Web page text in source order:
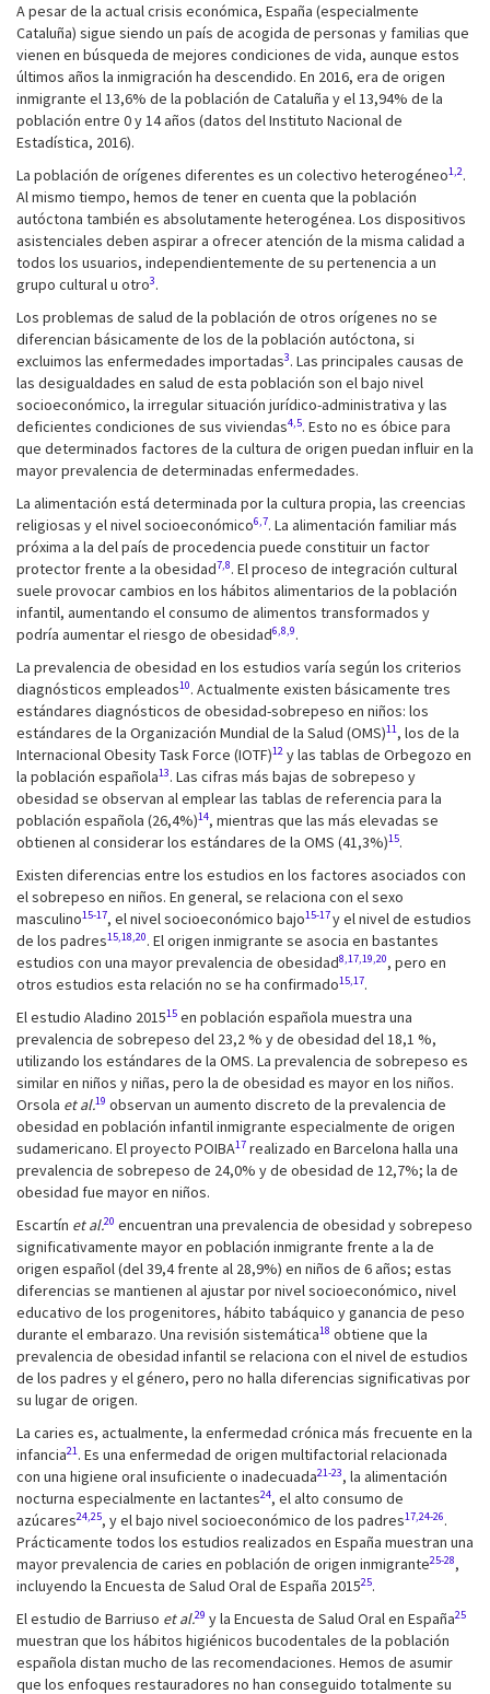
A pesar de la actual crisis económica, España (especialmente
Cataluña) sigue siendo un país de acogida de personas y familias que
vienen en búsqueda de mejores condiciones de vida, aunque estos
últimos años la inmigración ha descendido. En 2016, era de origen
inmigrante el 13,6% de la población de Cataluña y el 13,94% de la
población entre 0 y 14 años (datos del Instituto Nacional de
Estadística, 2016).
La población de orígenes diferentes es un colectivo heterogéneo1,2.
Al mismo tiempo, hemos de tener en cuenta que la población
autóctona también es absolutamente heterogénea. Los dispositivos
asistenciales deben aspirar a ofrecer atención de la misma calidad a
todos los usuarios, independientemente de su pertenencia a un
grupo cultural u otro3.
Los problemas de salud de la población de otros orígenes no se
diferencian básicamente de los de la población autóctona, si
excluimos las enfermedades importadas3. Las principales causas de
las desigualdades en salud de esta población son el bajo nivel
socioeconómico, la irregular situación jurídico-administrativa y las
deficientes condiciones de sus viviendas4,5. Esto no es óbice para
que determinados factores de la cultura de origen puedan influir en la
mayor prevalencia de determinadas enfermedades.
La alimentación está determinada por la cultura propia, las creencias
religiosas y el nivel socioeconómico6,7. La alimentación familiar más
próxima a la del país de procedencia puede constituir un factor
protector frente a la obesidad7,8. El proceso de integración cultural
suele provocar cambios en los hábitos alimentarios de la población
infantil, aumentando el consumo de alimentos transformados y
podría aumentar el riesgo de obesidad6,8,9.
La prevalencia de obesidad en los estudios varía según los criterios
diagnósticos empleados10. Actualmente existen básicamente tres
estándares diagnósticos de obesidad-sobrepeso en niños: los
estándares de la Organización Mundial de la Salud (OMS)11, los de la
Internacional Obesity Task Force (IOTF)12 y las tablas de Orbegozo en
la población española13. Las cifras más bajas de sobrepeso y
obesidad se observan al emplear las tablas de referencia para la
población española (26,4%)14, mientras que las más elevadas se
obtienen al considerar los estándares de la OMS (41,3%)15.
Existen diferencias entre los estudios en los factores asociados con
el sobrepeso en niños. En general, se relaciona con el sexo
masculino15-17, el nivel socioeconómico bajo15-17y el nivel de estudios
de los padres15,18,20. El origen inmigrante se asocia en bastantes
estudios con una mayor prevalencia de obesidad8,17,19,20, pero en
otros estudios esta relación no se ha confirmado15,17.
El estudio Aladino 201515 en población española muestra una
prevalencia de sobrepeso del 23,2 % y de obesidad del 18,1 %,
utilizando los estándares de la OMS. La prevalencia de sobrepeso es
similar en niños y niñas, pero la de obesidad es mayor en los niños.
Orsola et al.19 observan un aumento discreto de la prevalencia de
obesidad en población infantil inmigrante especialmente de origen
sudamericano. El proyecto POIBA17 realizado en Barcelona halla una
prevalencia de sobrepeso de 24,0% y de obesidad de 12,7%; la de
obesidad fue mayor en niños.
Escartín et al.20 encuentran una prevalencia de obesidad y sobrepeso
significativamente mayor en población inmigrante frente a la de
origen español (del 39,4 frente al 28,9%) en niños de 6 años; estas
diferencias se mantienen al ajustar por nivel socioeconómico, nivel
educativo de los progenitores, hábito tabáquico y ganancia de peso
durante el embarazo. Una revisión sistemática18 obtiene que la
prevalencia de obesidad infantil se relaciona con el nivel de estudios
de los padres y el género, pero no halla diferencias significativas por
su lugar de origen.
La caries es, actualmente, la enfermedad crónica más frecuente en la
infancia21. Es una enfermedad de origen multifactorial relacionada
con una higiene oral insuficiente o inadecuada21-23, la alimentación
nocturna especialmente en lactantes24, el alto consumo de
azúcares24,25, y el bajo nivel socioeconómico de los padres17,24-26.
Prácticamente todos los estudios realizados en España muestran una
mayor prevalencia de caries en población de origen inmigrante25-28,
incluyendo la Encuesta de Salud Oral de España 201525.
El estudio de Barriuso et al.29 y la Encuesta de Salud Oral en España25
muestran que los hábitos higiénicos bucodentales de la población
española distan mucho de las recomendaciones. Hemos de asumir
que los enfoques restauradores no han conseguido totalmente su